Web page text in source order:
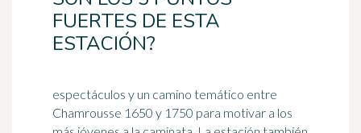
FUERTES DE ESTA
ESTACIÓN?
espectáculos y un camino temático entre
Chamrousse 1650 y 1750 para motivar a los